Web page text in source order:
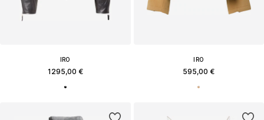
IRO
1295,00 €
IRO
595,00 €